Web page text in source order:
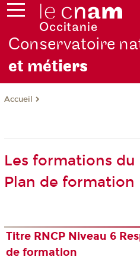
Conservatoire na
et métiers
Accueil
Les formations
Plan de formation
Titre RNCP Niveau 6
de formation